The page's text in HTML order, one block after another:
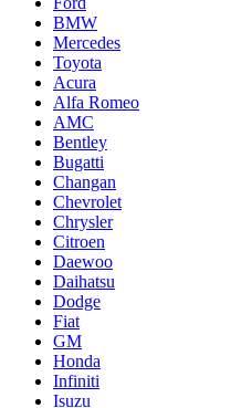
BMW
Mercedes
Toyota
Acura
Alfa Romeo
AMC
Bentley
Bugatti
Changan
Chevrolet
Chrysler
Citroen
Daewoo
Daihatsu
Dodge
Fiat
GM
Honda
Infiniti
Isuzu